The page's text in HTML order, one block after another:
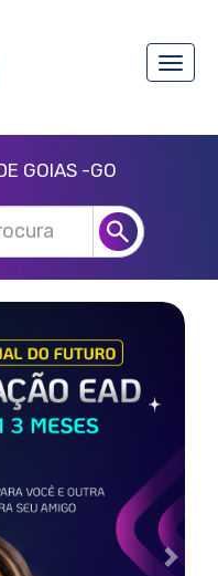
Toggle
GOIAS -GO